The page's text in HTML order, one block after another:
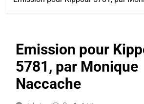
Emission pour
5781, par Monique
Naccache